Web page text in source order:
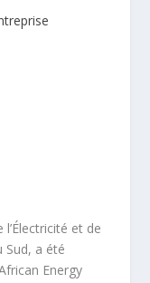
et de
Sud, a été
Energy